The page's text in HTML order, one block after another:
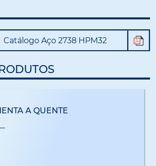
Catálogo Aço 2738 HPM32
A QUENTE